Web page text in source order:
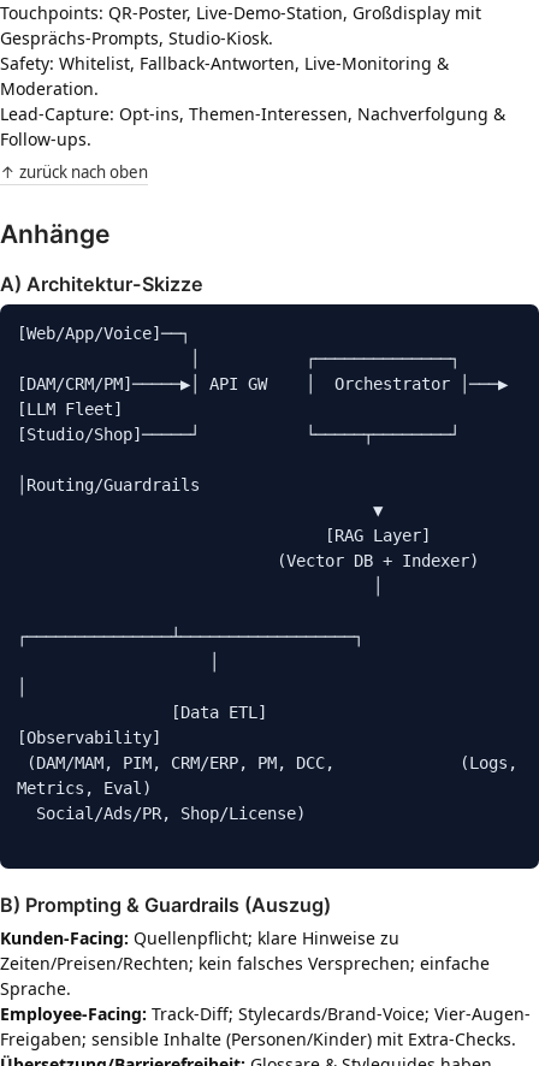
Touchpoints: QR-Poster, Live-Demo-Station, Großdisplay mit
Gesprächs-Prompts, Studio-Kiosk.
Safety: Whitelist, Fallback-Antworten, Live-Monitoring &
Moderation.
Lead-Capture: Opt-ins, Themen-Interessen, Nachverfolgung &
Follow-ups.
↑ zurück nach oben
Anhänge
A) Architektur-Skizze
[Web/App/Voice]──┐
[DAM/CRM/PM]─────▶│ API GW    │  Orchestrator │───▶
[LLM Fleet]
[Studio/Shop]─────┘           └─────┬────────┘
│Routing/Guardrails
┌───────────────┴──────────────────┐
[Observability]
Metrics, Eval)
B) Prompting & Guardrails (Auszug)
Kunden-Facing: Quellenpflicht; klare Hinweise zu
Zeiten/Preisen/Rechten; kein falsches Versprechen; einfache
Sprache.
Employee-Facing: Track-Diff; Stylecards/Brand-Voice; Vier-Augen-
Freigaben; sensible Inhalte (Personen/Kinder) mit Extra-Checks.